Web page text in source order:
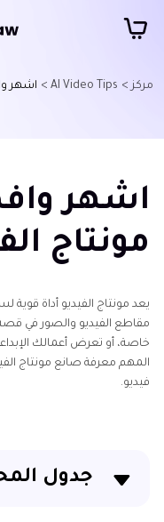
مركز > AI Video Tips > اشهر
اشهر
مونتاج
يعد مونتاج الفيديو أداة
مقاطع الفيديو والصور في
خاصة، أو تعرض أعمالك
المهم معرفة صانع مونتاج
فيديو.
جدول